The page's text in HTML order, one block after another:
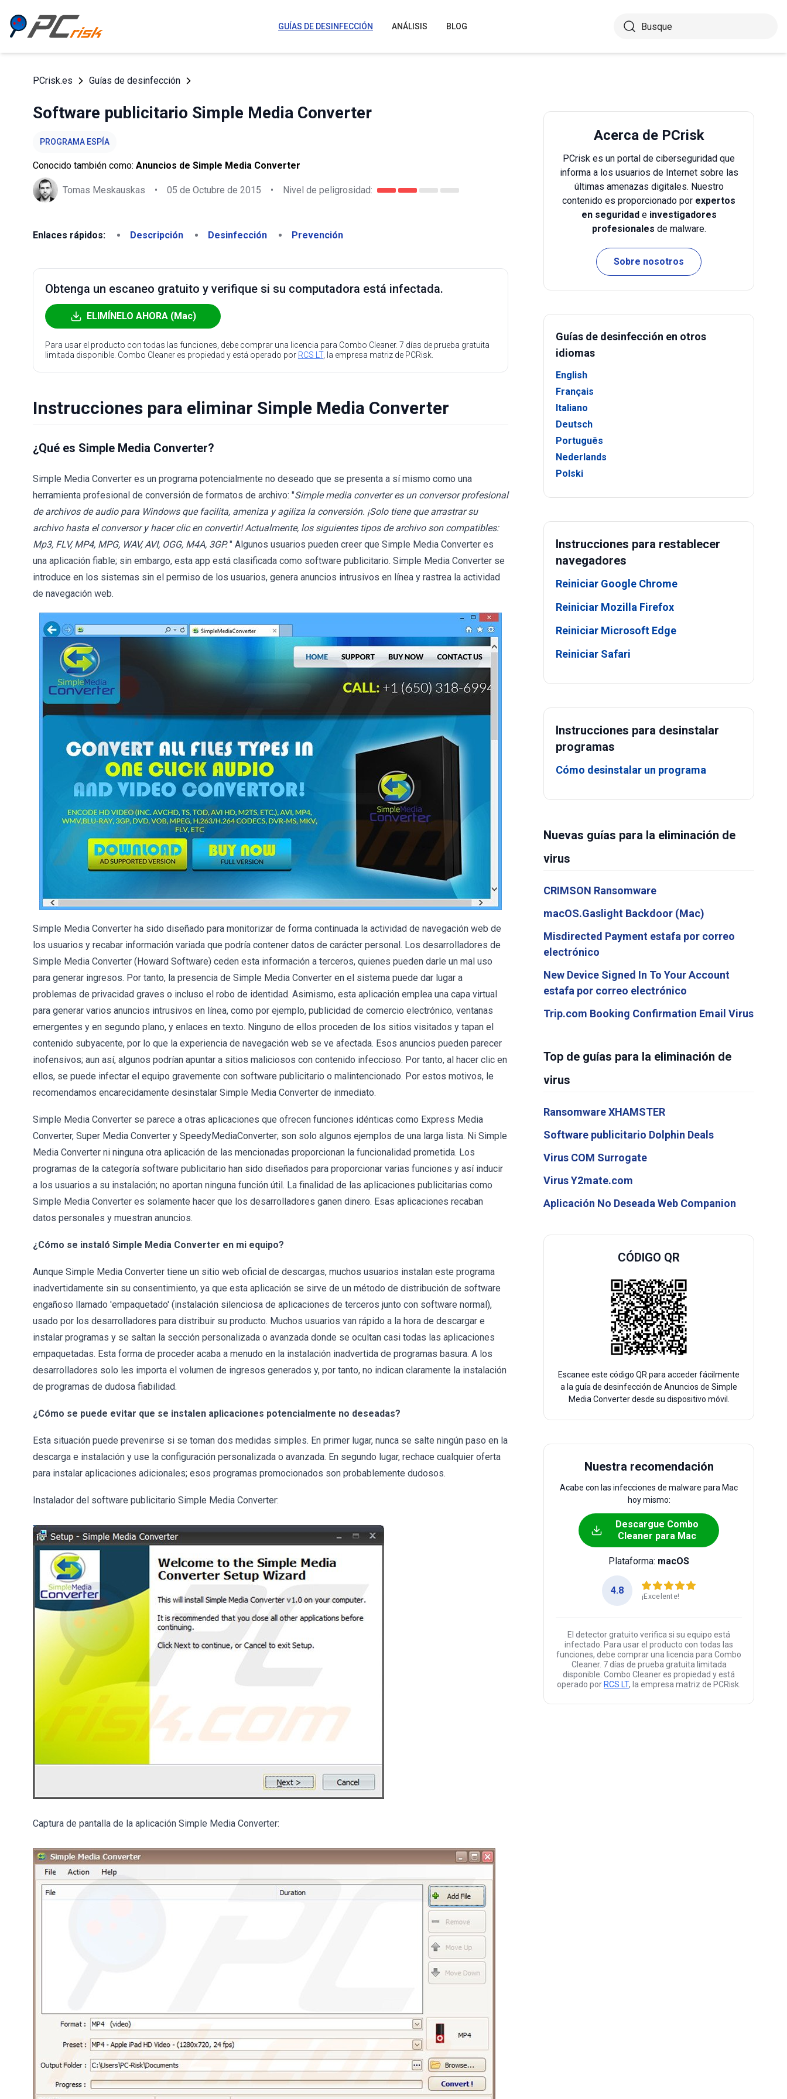
GUÍAS DE DESINFECCIÓN ANÁLISIS BLOG
PCrisk.es Guías de desinfección
Software publicitario Simple Media Converter
PROGRAMA ESPÍA
Conocido también como: Anuncios de Simple Media Converter
Tomas Meskauskas • 05 de Octubre de 2015 • Nivel de peligrosidad:
Enlaces rápidos: Descripción Desinfección Prevención
Obtenga un escaneo gratuito y verifique si su computadora está infectada.
ELIMÍNELO AHORA (Mac)
Para usar el producto con todas las funciones, debe comprar una licencia para Combo Cleaner. 7 días de prueba gratuita
limitada disponible. Combo Cleaner es propiedad y está operado por RCS LT, la empresa matriz de PCRisk.
Instrucciones para eliminar Simple Media Converter
¿Qué es Simple Media Converter?
Simple Media Converter es un programa potencialmente no deseado que se presenta a sí mismo como una
herramienta profesional de conversión de formatos de archivo: "Simple media converter es un conversor profesional
de archivos de audio para Windows que facilita, ameniza y agiliza la conversión. ¡Solo tiene que arrastrar su
archivo hasta el conversor y hacer clic en convertir! Actualmente, los siguientes tipos de archivo son compatibles:
Mp3, FLV, MP4, MPG, WAV, AVI, OGG, M4A, 3GP. " Algunos usuarios pueden creer que Simple Media Converter es
una aplicación fiable; sin embargo, esta app está clasificada como software publicitario. Simple Media Converter se
introduce en los sistemas sin el permiso de los usuarios, genera anuncios intrusivos en línea y rastrea la actividad
de navegación web.
Simple Media Converter ha sido diseñado para monitorizar de forma continuada la actividad de navegación web de
los usuarios y recabar información variada que podría contener datos de carácter personal. Los desarrolladores de
Simple Media Converter (Howard Software) ceden esta información a terceros, quienes pueden darle un mal uso
para generar ingresos. Por tanto, la presencia de Simple Media Converter en el sistema puede dar lugar a
problemas de privacidad graves o incluso el robo de identidad. Asimismo, esta aplicación emplea una capa virtual
para generar varios anuncios intrusivos en línea, como por ejemplo, publicidad de comercio electrónico, ventanas
emergentes y en segundo plano, y enlaces en texto. Ninguno de ellos proceden de los sitios visitados y tapan el
contenido subyacente, por lo que la experiencia de navegación web se ve afectada. Esos anuncios pueden parecer
inofensivos; aun así, algunos podrían apuntar a sitios maliciosos con contenido infeccioso. Por tanto, al hacer clic en
ellos, se puede infectar el equipo gravemente con software publicitario o malintencionado. Por estos motivos, le
recomendamos encarecidamente desinstalar Simple Media Converter de inmediato.
Simple Media Converter se parece a otras aplicaciones que ofrecen funciones idénticas como Express Media
Converter, Super Media Converter y SpeedyMediaConverter; son solo algunos ejemplos de una larga lista. Ni Simple
Media Converter ni ninguna otra aplicación de las mencionadas proporcionan la funcionalidad prometida. Los
programas de la categoría software publicitario han sido diseñados para proporcionar varias funciones y así inducir
a los usuarios a su instalación; no aportan ninguna función útil. La finalidad de las aplicaciones publicitarias como
Simple Media Converter es solamente hacer que los desarrolladores ganen dinero. Esas aplicaciones recaban
datos personales y muestran anuncios.
¿Cómo se instaló Simple Media Converter en mi equipo?
Aunque Simple Media Converter tiene un sitio web oficial de descargas, muchos usuarios instalan este programa
inadvertidamente sin su consentimiento, ya que esta aplicación se sirve de un método de distribución de software
engañoso llamado 'empaquetado' (instalación silenciosa de aplicaciones de terceros junto con software normal),
usado por los desarrolladores para distribuir su producto. Muchos usuarios van rápido a la hora de descargar e
instalar programas y se saltan la sección personalizada o avanzada donde se ocultan casi todas las aplicaciones
empaquetadas. Esta forma de proceder acaba a menudo en la instalación inadvertida de programas basura. A los
desarrolladores solo les importa el volumen de ingresos generados y, por tanto, no indican claramente la instalación
de programas de dudosa fiabilidad.
¿Cómo se puede evitar que se instalen aplicaciones potencialmente no deseadas?
Esta situación puede prevenirse si se toman dos medidas simples. En primer lugar, nunca se salte ningún paso en la
descarga e instalación y use la configuración personalizada o avanzada. En segundo lugar, rechace cualquier oferta
para instalar aplicaciones adicionales; esos programas promocionados son probablemente dudosos.
Instalador del software publicitario Simple Media Converter:
Captura de pantalla de la aplicación Simple Media Converter:
Acerca de PCrisk
PCrisk es un portal de ciberseguridad que
informa a los usuarios de Internet sobre las
últimas amenazas digitales. Nuestro
contenido es proporcionado por expertos
en seguridade investigadores
profesionales de malware.
Sobre nosotros
Guías de desinfección en otros
idiomas
English
Français
Italiano
Deutsch
Português
Nederlands
Polski
Instrucciones para restablecer
navegadores
Reiniciar Google Chrome
Reiniciar Mozilla Firefox
Reiniciar Microsoft Edge
Reiniciar Safari
Instrucciones para desinstalar
programas
Cómo desinstalar un programa
Nuevas guías para la eliminación de
virus
CRIMSON Ransomware
macOS.Gaslight Backdoor (Mac)
Misdirected Payment estafa por correo
electrónico
New Device Signed In To Your Account
estafa por correo electrónico
Trip.com Booking Confirmation Email Virus
Top de guías para la eliminación de
virus
Ransomware XHAMSTER
Software publicitario Dolphin Deals
Virus COM Surrogate
Virus Y2mate.com
Aplicación No Deseada Web Companion
CÓDIGO QR
Escanee este código QR para acceder fácilmente
a la guía de desinfección de Anuncios de Simple
Media Converter desde su dispositivo móvil.
Nuestra recomendación
Acabe con las infecciones de malware para Mac
hoy mismo:
Descargue Combo
Cleaner para Mac
Plataforma: macOS
4.8
¡Excelente!
El detector gratuito verifica si su equipo está
infectado. Para usar el producto con todas las
funciones, debe comprar una licencia para Combo
Cleaner. 7 días de prueba gratuita limitada
disponible. Combo Cleaner es propiedad y está
operado por RCS LT, la empresa matriz de PCRisk.